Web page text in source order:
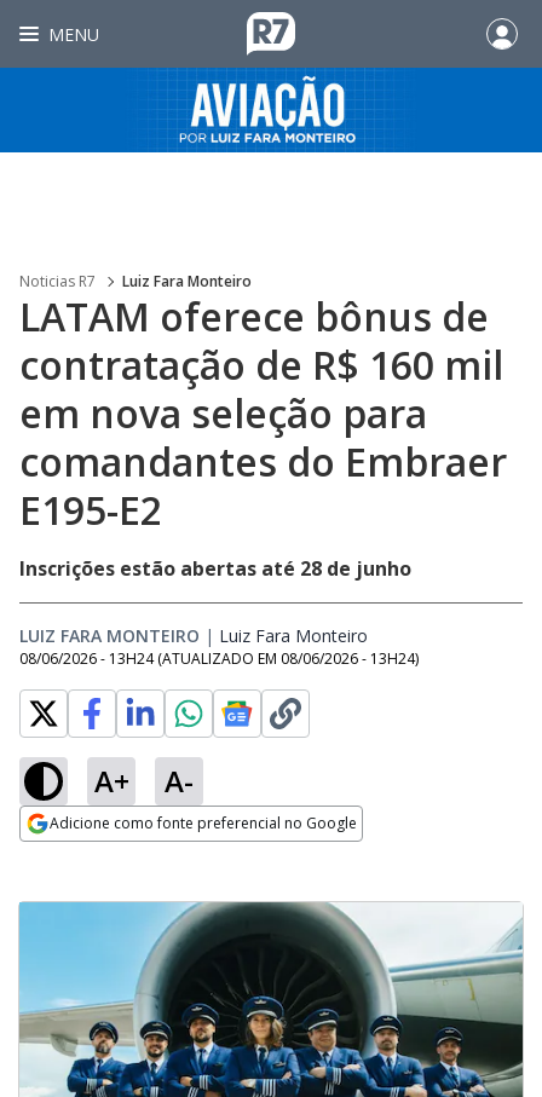
MENU
Noticias R7 Luiz Fara Monteiro
LATAM oferece bônus de
contratação de R$ 160 mil
em nova seleção para
comandantes do Embraer
E195-E2
Inscrições estão abertas até 28 de junho
LUIZ FARA MONTEIRO | Luiz Fara Monteiro
08/06/2026 - 13H24 (ATUALIZADO EM 08/06/2026 - 13H24)
A+ A-
Adicione como fonte preferencial no Google